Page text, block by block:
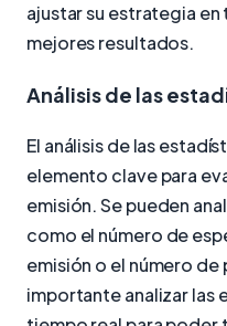
ajustar su estrategia
mejores resultados.
Análisis de las
El análisis de las
elemento clave para
emisión. Se pueden
como el número de
emisión o el número
importante analizar las